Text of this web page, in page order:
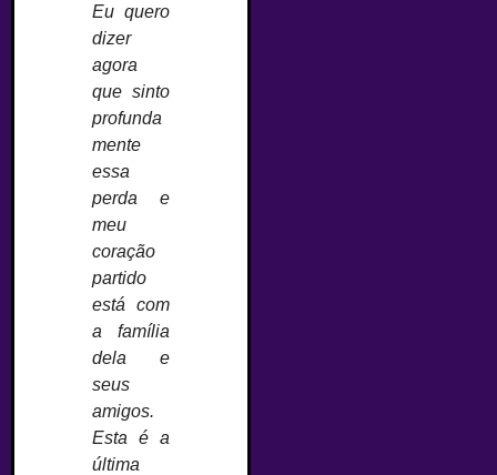
Eu quero
dizer
agora
que sinto
profunda
mente
essa
perda e
meu
coração
partido
está com
a família
dela e
seus
amigos.
Esta é a
última